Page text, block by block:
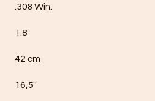
.308 Win.
1:8
42 cm
16,5''